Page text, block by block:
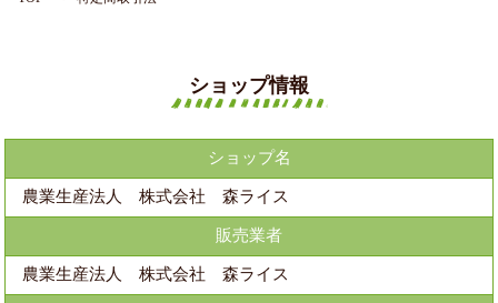
ショップ情報
ショップ名
農業生産法人 株式会社 森ライス
販売業者
農業生産法人 株式会社 森ライス